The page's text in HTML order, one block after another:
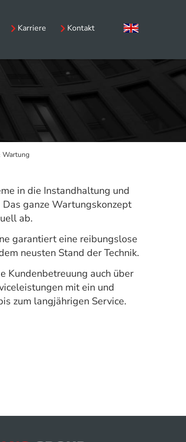
Karriere Kontakt
Wartung
in die Instandhaltung und
ganze Wartungskonzept
ab.
garantiert eine reibungslose
neusten Stand der Technik.
Kundenbetreuung auch über
mit ein und
zum langjährigen Service.